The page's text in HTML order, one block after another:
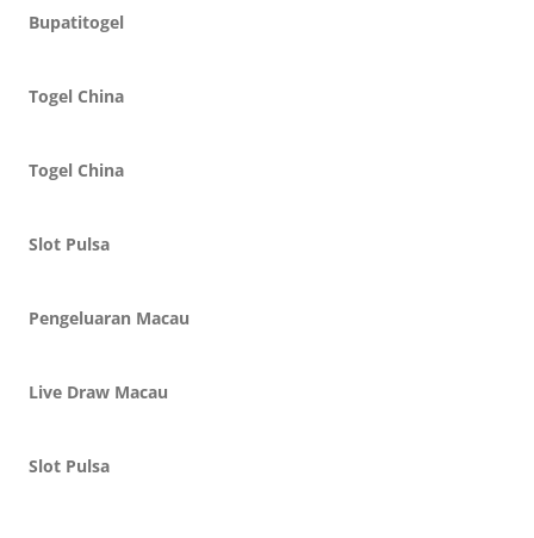
Bupatitogel
Togel China
Togel China
Slot Pulsa
Pengeluaran Macau
Live Draw Macau
Slot Pulsa